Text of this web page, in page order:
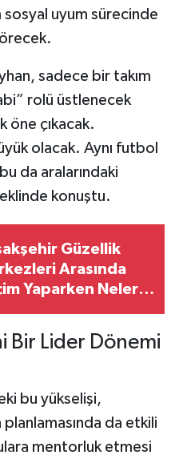
sosyal uyum sürecinde
sadece bir takım
rolü üstlenecek
öne çıkacak.
olacak. Aynı futbol
da aralarındaki
konuştu.
Güzellik
Arasında
Yaparken Nelere
Bir Lider Dönemi
bu yükselişi,
planlamasında da etkili
mentorluk etmesi